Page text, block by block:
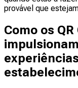
provável que
Como os